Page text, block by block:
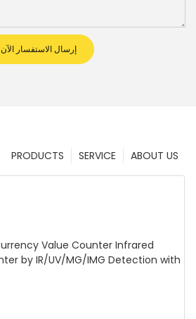
إرسال الاستفسار الآن
ABOUT US
SERVICE
PRODUCTS